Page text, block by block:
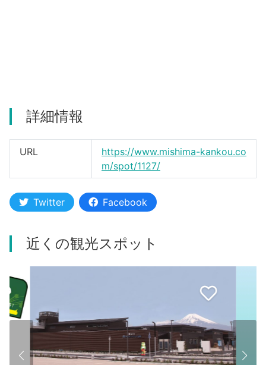
詳細情報
URL
https://www.mishima-kankou.co
m/spot/1127/
Twitter Facebook
近くの観光スポット